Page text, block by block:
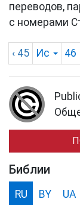
переводов,
с номерами
‹ 45 Ис 46
Библии
RU BY UA